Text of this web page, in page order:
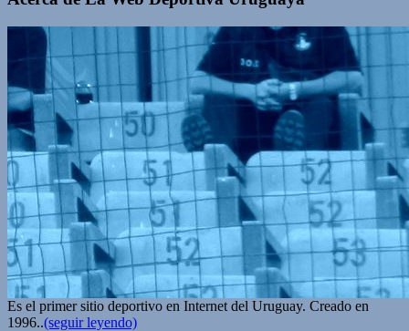
Es el primer sitio deportivo en Internet del Uruguay. Creado en
1996..(seguir leyendo)